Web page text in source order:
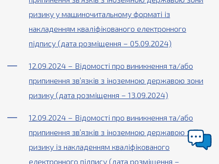
ризику у машиночитальному форматі із
накладенням кваліфікованого електронного
підпису (дата розміщення – 05.09.2024)
12.09.2024 – Відомості про виникнення та/або
припинення зв’язків з іноземною державою зони
ризику (дата розміщення – 13.09.2024)
12.09.2024 – Відомості про виникнення та/або
припинення зв’язків з іноземною державою зони
ризику із накладенням кваліфікованого
електронного підпису (дата розміщення –